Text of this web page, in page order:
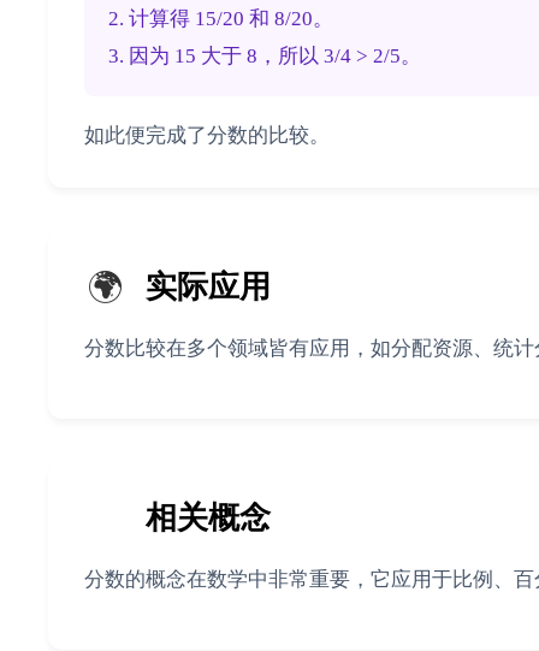
2. 计算得 15/20 和 8/20。
3. 因为 15 大于 8，所以 3/4 > 2/5。
如此便完成了分数的比较。
🌍 实际应用
分数比较在多个领域皆有应用，如分配资源、统
相关概念
分数的概念在数学中非常重要，它应用于比例、